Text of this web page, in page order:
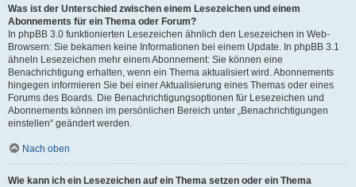
Was ist der Unterschied zwischen einem Lesezeichen und einem
Abonnements für ein Thema oder Forum?
In phpBB 3.0 funktionierten Lesezeichen ähnlich den Lesezeichen in Web-
Browsern: Sie bekamen keine Informationen bei einem Update. In phpBB 3.1
ähneln Lesezeichen mehr einem Abonnement: Sie können eine
Benachrichtigung erhalten, wenn ein Thema aktualisiert wird. Abonnements
hingegen informieren Sie bei einer Aktualisierung eines Themas oder eines
Forums des Boards. Die Benachrichtigungsoptionen für Lesezeichen und
Abonnements können im persönlichen Bereich unter „Benachrichtigungen
einstellen“ geändert werden.
Nach oben
Wie kann ich ein Lesezeichen auf ein Thema setzen oder ein Thema